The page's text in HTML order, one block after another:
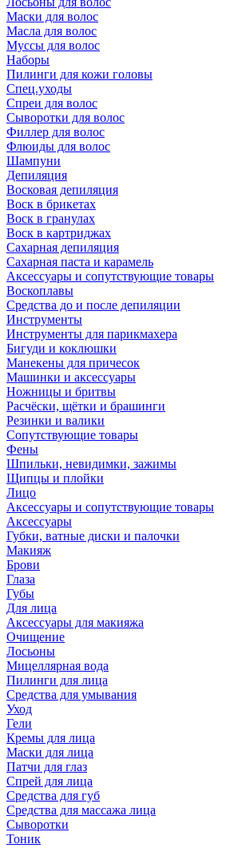
Маски для волос
Масла для волос
Муссы для волос
Наборы
Пилинги для кожи головы
Спец.уходы
Спреи для волос
Сыворотки для волос
Филлер для волос
Флюиды для волос
Шампуни
Депиляция
Восковая депиляция
Воск в брикетах
Воск в гранулах
Воск в картриджах
Сахарная депиляция
Сахарная паста и карамель
Аксессуары и сопутствующие товары
Воскоплавы
Средства до и после депиляции
Инструменты
Инструменты для парикмахера
Бигуди и коклюшки
Манекены для причесок
Машинки и аксессуары
Ножницы и бритвы
Расчёски, щётки и брашинги
Резинки и валики
Сопутствующие товары
Фены
Шпильки, невидимки, зажимы
Щипцы и плойки
Лицо
Аксессуары и сопутствующие товары
Аксессуары
Губки, ватные диски и палочки
Макияж
Брови
Глаза
Губы
Для лица
Аксессуары для макияжа
Очищение
Лосьоны
Мицеллярная вода
Пилинги для лица
Средства для умывания
Уход
Гели
Кремы для лица
Маски для лица
Патчи для глаз
Спрей для лица
Средства для губ
Средства для массажа лица
Сыворотки
Тоник